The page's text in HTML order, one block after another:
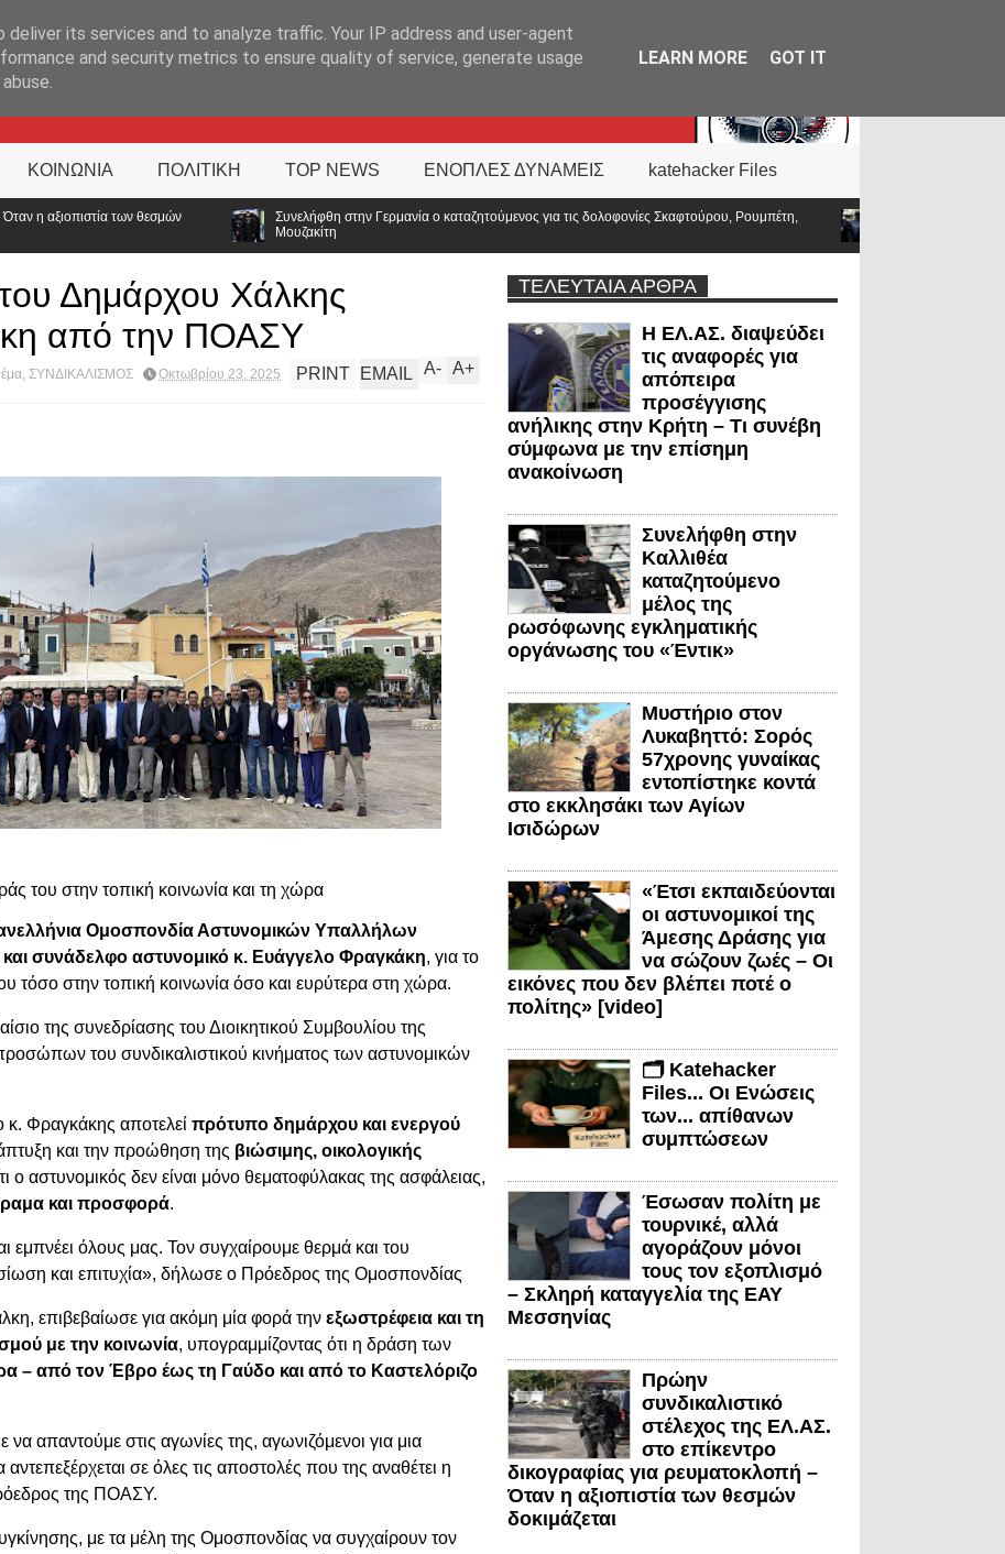
ΚΟΙΝΩΝΙΑ ΠΟΛΙΤΙΚΗ TOP NEWS ΕΝΟΠΛΕΣ ΔΥΝΑΜΕΙΣ katehacker Files
Συνελήφθη στην Γερμανία ο καταζητούμενος για τις δολοφονίες Σκαφτούρου, Ρουμπέτη,
Απορρίφθηκε εκπαιδευτική άδεια για υποτροφία στο
Δημάρχου Χάλκης
από την ΠΟΑΣΥ
, ΣΥΝΔΙΚΑΛΙΣΜΟΣ Οκτωβρίου 23, 2025 A+
A-
PRINT EMAIL
του στην τοπική κοινωνία και τη χώρα
Ομοσπονδία Αστυνομικών Υπαλλήλων
συνάδελφο αστυνομικό κ. Ευάγγελο Φραγκάκη, για το
τόσο στην τοπική κοινωνία όσο και ευρύτερα στη χώρα.
της συνεδρίασης του Διοικητικού Συμβουλίου της
του συνδικαλιστικού κινήματος των αστυνομικών
Φραγκάκης αποτελεί πρότυπο δημάρχου και ενεργού
και την προώθηση της βιώσιμης, οικολογικής
ο αστυνομικός δεν είναι μόνο θεματοφύλακας της ασφάλειας,
και προσφορά.
εμπνέει όλους μας. Τον συγχαίρουμε θερμά και του
και επιτυχία», δήλωσε ο Πρόεδρος της Ομοσπονδίας
επιβεβαίωσε για ακόμη μία φορά την εξωστρέφεια και τη
με την κοινωνία, υπογραμμίζοντας ότι η δράση των
– από τον Έβρο έως τη Γαύδο και από το Καστελόριζο
απαντούμε στις αγωνίες της, αγωνιζόμενοι για μια
σε όλες τις αποστολές που της αναθέτει η
της ΠΟΑΣΥ.
με τα μέλη της Ομοσπονδίας να συγχαίρουν τον
ΤΕΛΕΥΤΑΙΑ ΑΡΘΡΑ
Η ΕΛ.ΑΣ. διαψεύδει
τις αναφορές για
απόπειρα
προσέγγισης
ανήλικης στην Κρήτη – Τι συνέβη
σύμφωνα με την επίσημη
ανακοίνωση
Συνελήφθη στην
Καλλιθέα
καταζητούμενο
μέλος της
ρωσόφωνης εγκληματικής
οργάνωσης του «Έντικ»
Μυστήριο στον
Λυκαβηττό: Σορός
57χρονης γυναίκας
εντοπίστηκε κοντά
στο εκκλησάκι των Αγίων
Ισιδώρων
«Έτσι εκπαιδεύονται
οι αστυνομικοί της
Άμεσης Δράσης για
να σώζουν ζωές – Οι
εικόνες που δεν βλέπει ποτέ ο
πολίτης» [video]
🗂️ Katehacker
Files... Οι Ενώσεις
των... απίθανων
συμπτώσεων
Έσωσαν πολίτη με
τουρνικέ, αλλά
αγοράζουν μόνοι
τους τον εξοπλισμό
– Σκληρή καταγγελία της ΕΑΥ
Μεσσηνίας
Πρώην
συνδικαλιστικό
στέλεχος της ΕΛ.ΑΣ.
στο επίκεντρο
δικογραφίας για ρευματοκλοπή –
Όταν η αξιοπιστία των θεσμών
δοκιμάζεται
its services and to analyze traffic. Your IP address and user-agent
and security metrics to ensure quality of service, generate usage
LEARN MORE GOT IT